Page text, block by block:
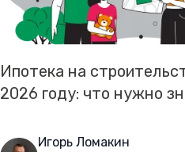
Ипотека на
2026 году: что нужно
Игорь Ломакин